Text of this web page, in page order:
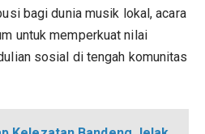
bagi dunia musik lokal, acara
untuk memperkuat nilai
sosial di tengah komunitas